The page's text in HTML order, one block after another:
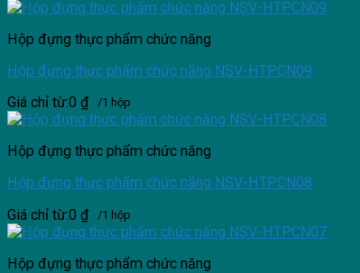
Hộp đựng thực phẩm chức năng
Hộp đựng thực phẩm chức năng NSV-HTPCN09
Giá chỉ từ:0 ₫ /1 hộp
Hộp đựng thực phẩm chức năng
Hộp đựng thực phẩm chức năng NSV-HTPCN08
Giá chỉ từ:0 ₫ /1 hộp
Hộp đựng thực phẩm chức năng